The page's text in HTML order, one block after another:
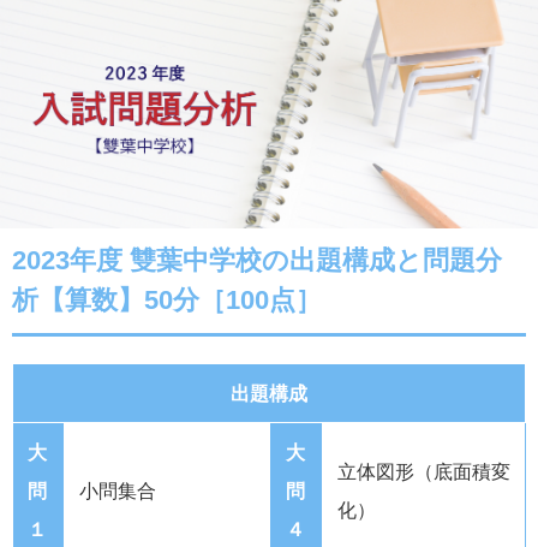
2023年度 雙葉中学校の出題構成と問題分
析【算数】50分［100点］
出題構成
大
問
１
小問集合
大
問
４
立体図形（底面積変
化）